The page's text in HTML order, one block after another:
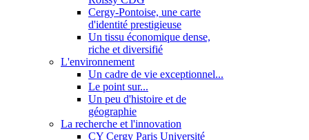
Cergy-Pontoise, une carte
d'identité prestigieuse
Un tissu économique dense,
riche et diversifié
L'environnement
Un cadre de vie exceptionnel...
Le point sur...
Un peu d'histoire et de
géographie
La recherche et l'innovation
CY Cergy Paris Université